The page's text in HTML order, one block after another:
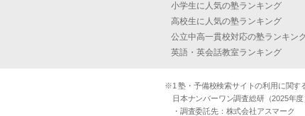
小学生に人気の塾ランキング
高校生に人気の塾ランキング
公立中高一貫校対応の塾ランキン
英語・英会話教室ランキング
※1 塾・予備校検索サイトの利用に関す
日本ナンバーワン調査総研（2025年
・調査委託先：株式会社アスマーク